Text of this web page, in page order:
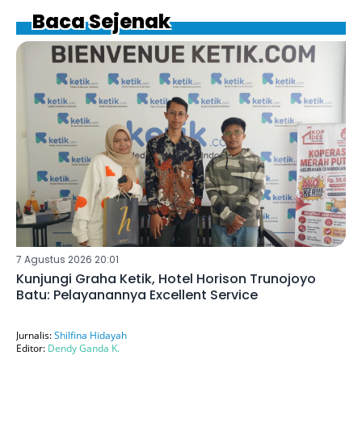
Baca Sejenak
7 Agustus 2026 20:01
Kunjungi Graha Ketik, Hotel Horison Trunojoyo
Batu: Pelayanannya Excellent Service
Jurnalis:Shilfina Hidayah
Editor: Dendy Ganda K.